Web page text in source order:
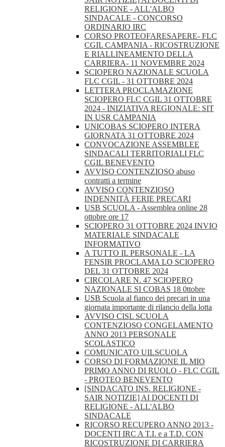
RELIGIONE - ALL'ALBO
SINDACALE - CONCORSO
ORDINARIO IRC
CORSO PROTEOFARESAPERE- FLC
CGIL CAMPANIA - RICOSTRUZIONE
E RIALLINEAMENTO DELLA
CARRIERA- 11 NOVEMBRE 2024
SCIOPERO NAZIONALE SCUOLA
FLC CGIL - 31 OTTOBRE 2024
LETTERA PROCLAMAZIONE
SCIOPERO FLC CGIL 31 OTTOBRE
2024 - INIZIATIVA REGIONALE: SIT
IN USR CAMPANIA
UNICOBAS SCIOPERO INTERA
GIORNATA 31 OTTOBRE 2024
CONVOCAZIONE ASSEMBLEE
SINDACALI TERRITORIALI FLC
CGIL BENEVENTO
AVVISO CONTENZIOSO abuso
contratti a termine
AVVISO CONTENZIOSO
INDENNITÀ FERIE PRECARI
USB SCUOLA - Assemblea online 28
ottobre ore 17
SCIOPERO 31 OTTOBRE 2024 INVIO
MATERIALE SINDACALE
INFORMATIVO
A TUTTO IL PERSONALE - LA
FENSIR PROCLAMA LO SCIOPERO
DEL 31 OTTOBRE 2024
CIRCOLARE N. 47 SCIOPERO
NAZIONALE SI COBAS 18 0ttobre
USB Scuola al fianco dei precari in una
giornata importante di rilancio della lotta
AVVISO CISL SCUOLA
CONTENZIOSO CONGELAMENTO
ANNO 2013 PERSONALE
SCOLASTICO
COMUNICATO UILSCUOLA
CORSO DI FORMAZIONE IL MIO
PRIMO ANNO DI RUOLO - FLC CGIL
- PROTEO BENEVENTO
[SINDACATO INS. RELIGIONE -
SAIR NOTIZIE] AI DOCENTI DI
RELIGIONE - ALL'ALBO
SINDACALE
RICORSO RECUPERO ANNO 2013 -
DOCENTI IRC A T.I. e a T.D. CON
RICOSTRUZIONE DI CARRIERA